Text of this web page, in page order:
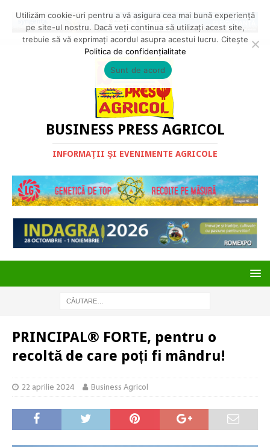
BUSINESS PRESS AGRICOL
INFORMAŢII ŞI EVENIMENTE AGRICOLE
PRINCIPAL® FORTE, pentru o
recoltă de care poți fi mândru!
22 aprilie 2024 Business Agricol
Utilizăm cookie-uri pentru a vă asigura cea mai bună experiență
pe site-ul nostru. Dacă veți continua să utilizați acest site,
trebuie să vă exprimați acordul asupra acestui lucru. Citește
Politica de confidențialitate
Sunt de acord